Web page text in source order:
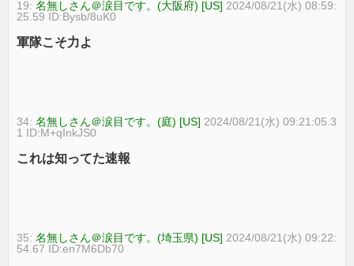
19:名無しさん＠涙目です。(大阪府) [US] 2024/08/21(水) 08:59:
25.59 ID:Bysb/8uK0
軍隊こそ力よ
34:名無しさん＠涙目です。(庭) [US] 2024/08/21(水) 09:21:05.3
1 ID:M+qInkJS0
これは知ってた速報
35:名無しさん＠涙目です。(埼玉県) [US] 2024/08/21(水) 09:22:
54.67 ID:en7M6Db70